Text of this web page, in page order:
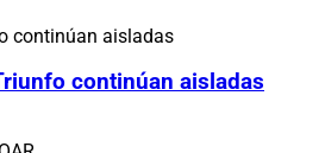
continúan aisladas